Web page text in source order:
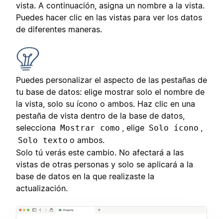
vista. A continuación, asigna un nombre a la vista.
Puedes hacer clic en las vistas para ver los datos
de diferentes maneras.
Puedes personalizar el aspecto de las pestañas de
tu base de datos: elige mostrar solo el nombre de
la vista, solo su ícono o ambos. Haz clic en una
pestaña de vista dentro de la base de datos,
selecciona
Mostrar como , elige Solo ícono ,
Solo texto o ambos.
Solo tú verás este cambio. No afectará a las
vistas de otras personas y solo se aplicará a la
base de datos en la que realizaste la
actualización.